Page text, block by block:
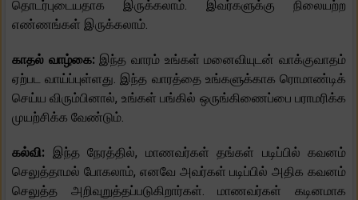
தொடர்புடையதாக இருக்கலாம். இவர்களுக்கு நிலையற்ற
எண்ணங்கள் இருக்கலாம்.
காதல் வாழ்கை:இந்த வாரம் உங்கள் மனைவியுடன் வாக்குவாதம்
ஏற்பட வாய்ப்புள்ளது. இந்த வாரத்தை உங்களுக்காக ரொமாண்டிக்
செய்ய விரும்பினால், உங்கள் பங்கில் ஒருங்கிணைப்பை பராமரிக்க
முயற்சிக்க வேண்டும்.
கல்வி: இந்த நேரத்தில், மாணவர்கள் தங்கள் படிப்பில் கவனம்
செலுத்தாமல் போகலாம், எனவே அவர்கள் படிப்பில் அதிக கவனம்
செலுத்த அறிவுறுத்தப்படுகிறார்கள். மாணவர்கள் கடினமாக